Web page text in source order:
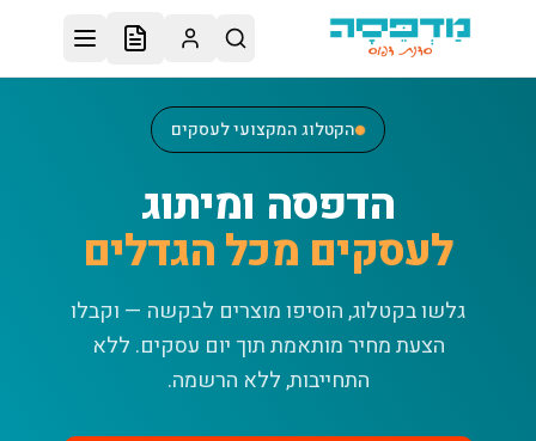
דלג לתוכן הראשי
הקטלוג המקצועי לעסקים
הדפסה ומיתוג
לעסקים מכל הגדלים
גלשו בקטלוג, הוסיפו מוצרים לבקשה — וקבלו
הצעת מחיר מותאמת תוך יום עסקים. ללא
התחייבות, ללא הרשמה.